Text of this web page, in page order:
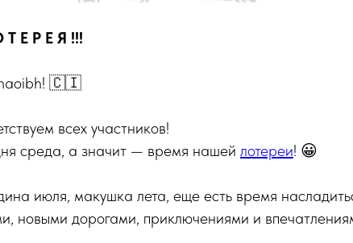
Т Е Р Е Я !!!
🇨🇮
всех участников!
среда, а значит — время нашей лотереи! 😀
июля, макушка лета, еще есть время
новыми дорогами, приключениями и